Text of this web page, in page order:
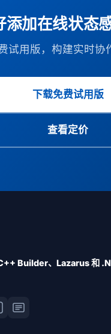
添加在线状态
试用版，构建实时协
下载免费试用版
查看定价
Builder、Lazarus 和